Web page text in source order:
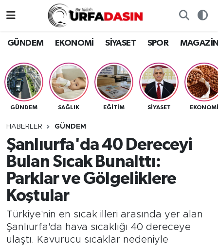
GÜNDEM EKONOMİ SİYASET SPOR
GÜNDEM SAĞLIK EĞITIM SİYASET EKONOMİ
HABERLER GÜNDEM
Şanlıurfa'da 40 Dereceyi
Bulan Sıcak Bunalttı:
Parklar ve Gölgeliklere
Koştular
Türkiye'nin en sıcak illeri arasında yer alan
Şanlıurfa'da hava sıcaklığı 40 dereceye
ulaştı. Kavurucu sıcaklar nedeniyle
EKONOMİ
SİYASET
SPOR
SAĞLIK
TEKNOLOJİ
OTOMOBİL
Gizlilik ve Güvenlik Politikası
İletişim
Nöbetçi Eczaneler
Hava Durumu
Namaz Vakitleri
Trafik Durumu
Tüm Manşetler
Son Dakika Haberleri
Haber Arşivi